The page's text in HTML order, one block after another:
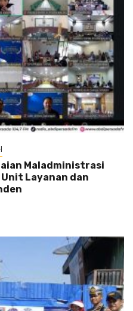
Maladministrasi
Unit Layanan dan